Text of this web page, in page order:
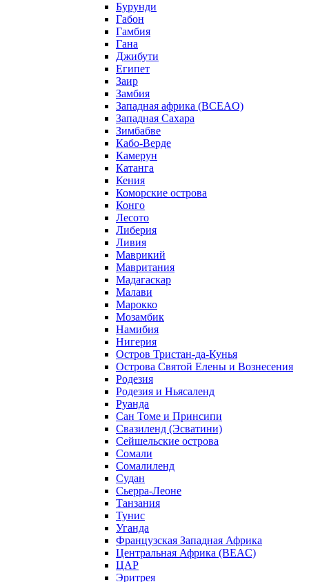
Бурунди
Габон
Гамбия
Гана
Джибути
Египет
Заир
Замбия
Западная африка (BCEAO)
Западная Сахара
Зимбабве
Кабо-Верде
Камерун
Катанга
Кения
Коморские острова
Конго
Лесото
Либерия
Ливия
Маврикий
Мавритания
Мадагаскар
Малави
Марокко
Мозамбик
Намибия
Нигерия
Остров Тристан-да-Кунья
Острова Святой Елены и Вознесения
Родезия
Родезия и Ньясаленд
Руанда
Сан Томе и Принсипи
Свазиленд (Эсватини)
Сейшельские острова
Сомали
Сомалиленд
Судан
Сьерра-Леоне
Танзания
Тунис
Уганда
Французская Западная Африка
Центральная Африка (BEAC)
ЦАР
Эритрея